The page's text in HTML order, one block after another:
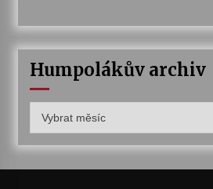
Humpolákův archiv
archiv